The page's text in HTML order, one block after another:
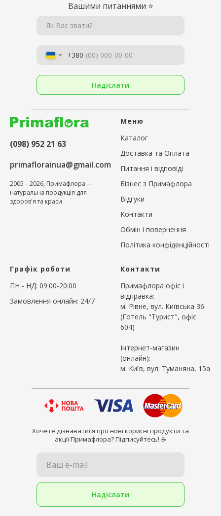
Вашими питаннями ⭐
Як Вас звати?
+380
Надіслати
(098) 952 21 63
primaflorainua@gmail.com
2005 – 2026, Примафлора —
натуральна продукція для
здоров'я та краси
Меню
Каталог
Доставка та Оплата
Питання і відповіді
Бізнес з Примафлора
Відгуки
Контакти
Обмін і повернення
Політика конфіденційності
Графік роботи
ПН - НД: 09:00-20:00
Замовлення онлайн: 24/7
Контакти
Примафлора офіс і
відправка:
м. Рівне, вул. Київська 36
(Готель "Турист", офіс
604)
Інтернет-магазин
(онлайн):
м. Київ, вул. Туманяна, 15а
Хочете дізнаватися про нові корисні продукти та
акції Примафлора? Підписуйтесь! ☕
Ваш e-mail
Надіслати